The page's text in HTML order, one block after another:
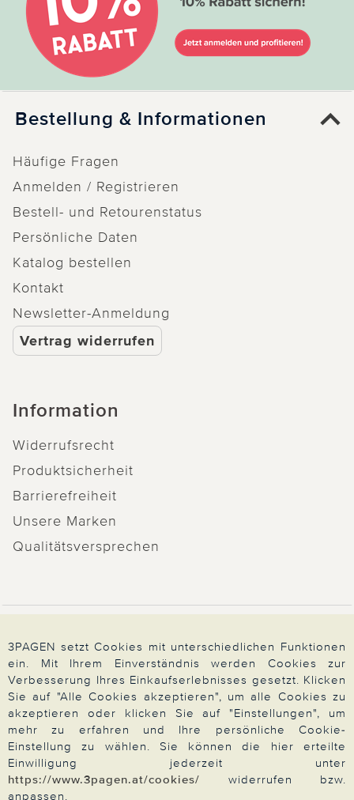
Bestellung & Informationen
Häufige Fragen
Anmelden / Registrieren
Bestell- und Retourenstatus
Persönliche Daten
Katalog bestellen
Kontakt
Newsletter-Anmeldung
Vertrag widerrufen
Information
Widerrufsrecht
Produktsicherheit
Barrierefreiheit
Unsere Marken
Qualitätsversprechen
Über 3PAGEN
Wir beraten Sie gern
3PAGEN setzt Cookies mit unterschiedlichen Funktionen
ein. Mit Ihrem Einverständnis werden Cookies zur
Verbesserung Ihres Einkaufserlebnisses gesetzt. Klicken
Sie auf "Alle Cookies akzeptieren", um alle Cookies zu
akzeptieren oder klicken Sie auf "Einstellungen", um
mehr zu erfahren und Ihre persönliche Cookie-
Einstellung zu wählen. Sie können die hier erteilte
Einwilligung jederzeit unter
https://www.3pagen.at/cookies/ widerrufen bzw.
anpassen.